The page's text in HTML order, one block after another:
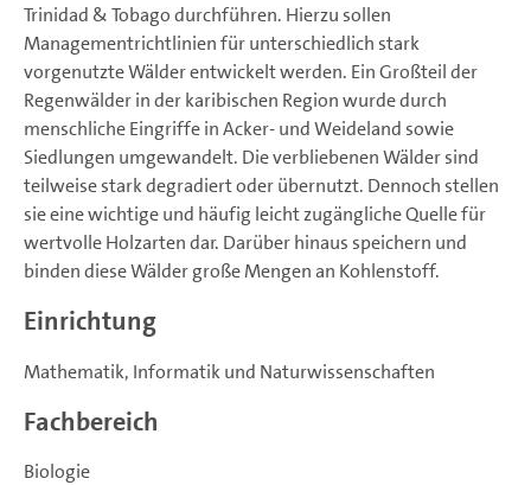
Trinidad & Tobago durchführen. Hierzu sollen
Managementrichtlinien für unterschiedlich stark
vorgenutzte Wälder entwickelt werden. Ein Großteil der
Regenwälder in der karibischen Region wurde durch
menschliche Eingriffe in Acker- und Weideland sowie
Siedlungen umgewandelt. Die verbliebenen Wälder sind
teilweise stark degradiert oder übernutzt. Dennoch stellen
sie eine wichtige und häufig leicht zugängliche Quelle für
wertvolle Holzarten dar. Darüber hinaus speichern und
binden diese Wälder große Mengen an Kohlenstoff.
Einrichtung
Mathematik, Informatik und Naturwissenschaften
Fachbereich
Biologie